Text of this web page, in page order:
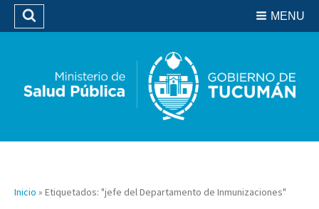
Biblioteca
MENU
Buscar
Inicio » Etiquetados: "jefe del Departamento de Inmunizaciones"